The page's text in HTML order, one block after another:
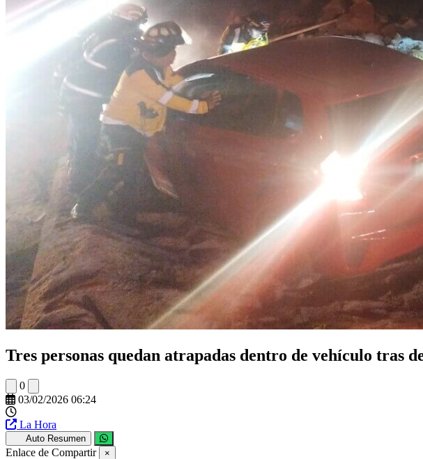
Tres personas quedan atrapadas dentro de vehículo
0
03/02/2026 06:24
La Hora
Auto Resumen
Enlace de Compartir ×